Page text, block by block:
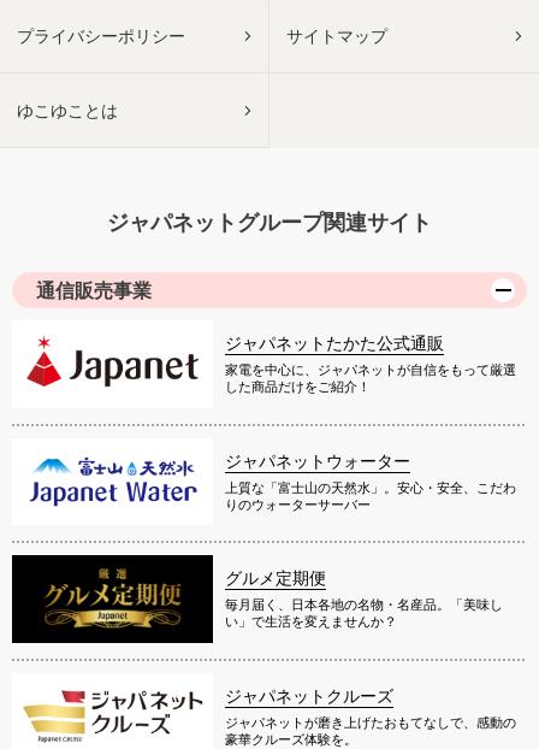
プライバシーポリシー サイトマップ
ゆこゆことは
ジャパネットグループ関連サイト
通信販売事業
ジャパネットたかた公式通販
家電を中心に、ジャパネットが自信をもって厳選
した商品だけをご紹介！
ジャパネットウォーター
上質な「富士山の天然水」。安心・安全、こだわ
りのウォーターサーバー
グルメ定期便
毎月届く、日本各地の名物・名産品。「美味し
い」で生活を変えませんか？
ジャパネットクルーズ
ジャパネットが磨き上げたおもてなしで、感動の
豪華クルーズ体験を。